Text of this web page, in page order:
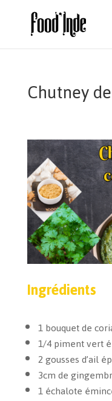
Chutney
Ingrédients
1 bouquet de
1/4 piment vert
2 gousses d’ail
3cm de
1 échalote